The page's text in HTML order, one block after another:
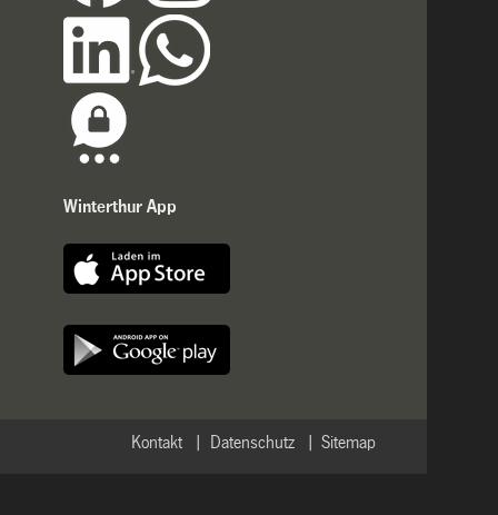
Winterthur App
Sitemap
Datenschutz
Kontakt